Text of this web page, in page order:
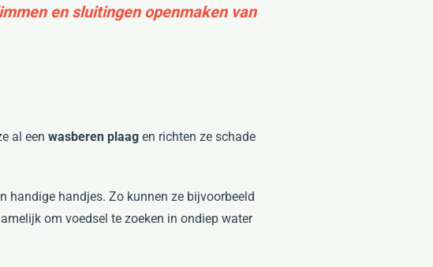
en sluitingen openmaken van
al een wasberen plaag en richten ze schade
handige handjes. Zo kunnen ze bijvoorbeeld
om voedsel te zoeken in ondiep water